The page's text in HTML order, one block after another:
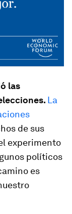
las
La
de sus
experimento
políticos
es